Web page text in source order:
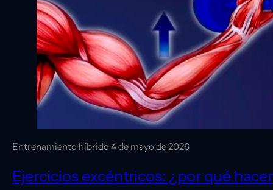
Entrenamiento híbrido 4 de mayo de 2026
Ejercicios excéntricos: ¿por qué